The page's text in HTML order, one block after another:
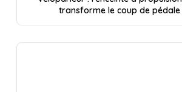
transforme le coup de pédale